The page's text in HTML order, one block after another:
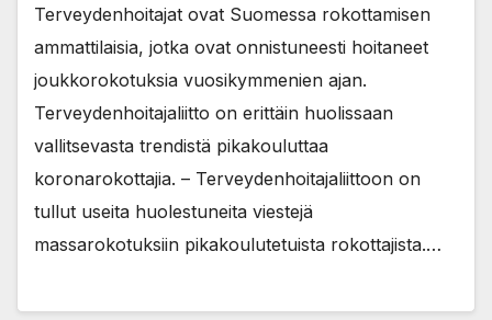
Terveydenhoitajat ovat Suomessa rokottamisen
ammattilaisia, jotka ovat onnistuneesti hoitaneet
joukkorokotuksia vuosikymmenien ajan.
Terveydenhoitajaliitto on erittäin huolissaan
vallitsevasta trendistä pikakouluttaa
koronarokottajia. – Terveydenhoitajaliittoon on
tullut useita huolestuneita viestejä
massarokotuksiin pikakoulutetuista rokottajista.…